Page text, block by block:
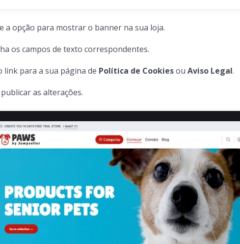
a opção para mostrar o banner na sua loja.
os campos de texto correspondentes.
link para a sua página de Política de Cookiesou Aviso Legal.
as alterações.